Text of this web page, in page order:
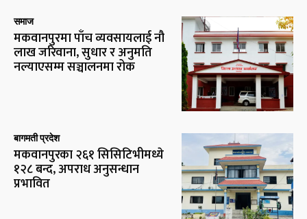
समाज
मकवानपुरमा पाँच व्यवसायलाई नौ
लाख जरिवाना, सुधार र अनुमति
नल्याएसम्म सञ्चालनमा रोक
बागमती प्रदेश
मकवानपुरका २६१ सिसिटिभीमध्ये
१२८ बन्द, अपराध अनुसन्धान
प्रभावित